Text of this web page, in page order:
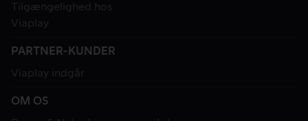
Tilgængelighed hos
Viaplay
PARTNER-KUNDER
Viaplay indgår
OM OS